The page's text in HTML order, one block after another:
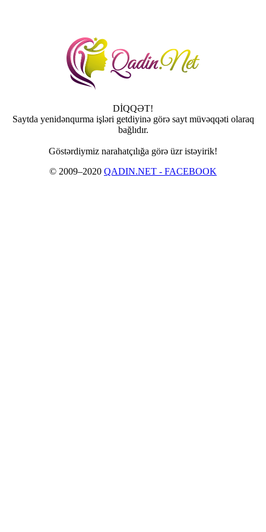
DİQQƏT!
Saytda yenidənqurma işləri getdiyinə görə sayt müvəqqəti olaraq
bağlıdır.
Göstərdiymiz narahatçılığa görə üzr istəyirik!
© 2009–2020 QADIN.NET - FACEBOOK